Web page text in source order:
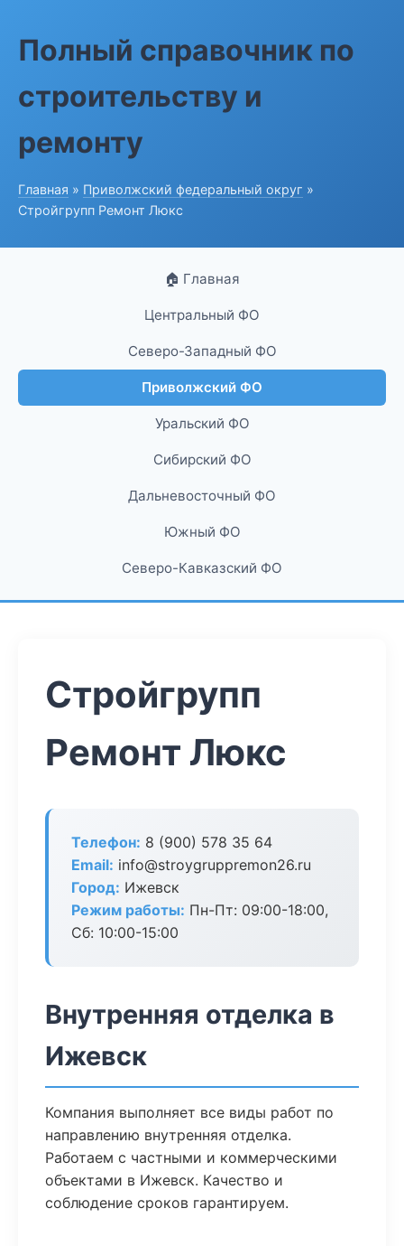
Полный справочник по
строительству и
ремонту
Главная » Приволжский федеральный округ »
Стройгрупп Ремонт Люкс
🏠 Главная
Центральный ФО
Северо-Западный ФО
Приволжский ФО
Уральский ФО
Сибирский ФО
Дальневосточный ФО
Южный ФО
Северо-Кавказский ФО
Стройгрупп
Ремонт Люкс
Телефон: 8 (900) 578 35 64
Email: info@stroygruppremon26.ru
Город: Ижевск
Режим работы: Пн-Пт: 09:00-18:00,
Сб: 10:00-15:00
Внутренняя отделка в
Ижевск
Компания выполняет все виды работ по
направлению внутренняя отделка.
Работаем с частными и коммерческими
объектами в Ижевск. Качество и
соблюдение сроков гарантируем.